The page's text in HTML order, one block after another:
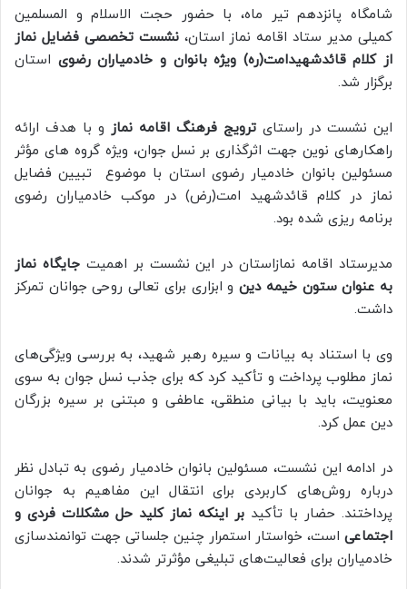
شامگاه پانزدهم تیر ماه، با حضور حجت الاسلام و المسلمین
کمیلی مدیر ستاد اقامه نماز استان،نشست تخصصی فضایل نماز
از کلام قائدشهیدامت(ره) ویژه بانوان و خادمیاران رضوی استان
برگزار شد.
این نشست در راستای ترویج فرهنگ اقامه نماز و با هدف ارائه
راهکارهای نوین جهت اثرگذاری بر نسل جوان، ویژه گروه های مؤثر
مسئولین بانوان خادمیار رضوی استان با موضوع تبیین فضایل
نماز در کلام قائدشهید امت(رض) در موکب خادمیاران رضوی
برنامه ریزی شده بود.
مدیرستاد اقامه نمازاستان در این نشست بر اهمیت جایگاه نماز
به عنوان ستون خیمه دینو ابزاری برای تعالی روحی جوانان تمرکز
داشت.
وی با استناد به بیانات و سیره رهبر شهید، به بررسی ویژگی‌های
نماز مطلوب پرداخت و تأکید کرد که برای جذب نسل جوان به سوی
معنویت، باید با بیانی منطقی، عاطفی و مبتنی بر سیره بزرگان
دین عمل کرد.
در ادامه این نشست، مسئولین بانوان خادمیار رضوی به تبادل نظر
درباره روش‌های کاربردی برای انتقال این مفاهیم به جوانان
پرداختند. حضار با تأکید بر اینکه نماز کلید حل مشکلات فردی و
اجتماعی است، خواستار استمرار چنین جلساتی جهت توانمندسازی
خادمیاران برای فعالیت‌های تبلیغی مؤثرتر شدند.